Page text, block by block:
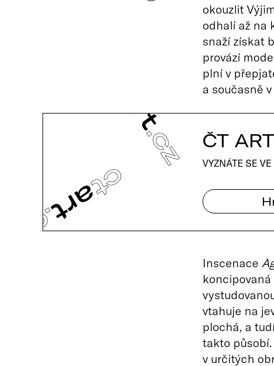
okouzlit
odhalí až na
snaží získat
provází
plní v
a současně
ČT
VYZNÁTE SE
Inscenace
koncipovaná
vtahuje na
plochá, a
takto působí.
v určitých